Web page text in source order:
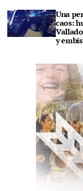
Una
caos:
y